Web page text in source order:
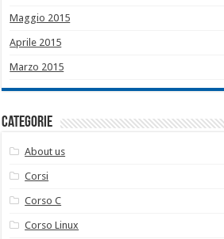
Maggio 2015
Aprile 2015
Marzo 2015
Categorie
About us
Corsi
Corso C
Corso Linux